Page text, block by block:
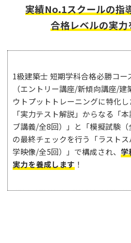
実績No.1スクールの指
合格レベルの実力
1級建築士 短期学科合格必勝コー
（エントリー講座/新傾向講座/
ウトプットトレーニングに特化
「実力テスト解説」からなる「
ブ講義/全8回）」と「模擬試験
の最終チェックを行う「ラスト
学映像/全5回）」で構成され、 学
実力を養成します ！